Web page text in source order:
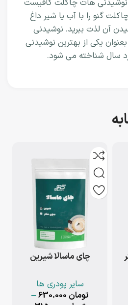
نوشیدنی هات چاکلت کافیست
گنو را با آب یا شیر داغ
آن لذت ببرید. نوشیدنی
یکی از بهترین نوشیدنی
سال شناخته می شود.
چای ماسالا شیرین
سایر پودری ها
تومان
–